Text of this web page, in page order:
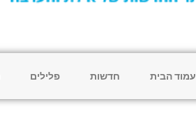
עמוד הבית חדשות פלילים